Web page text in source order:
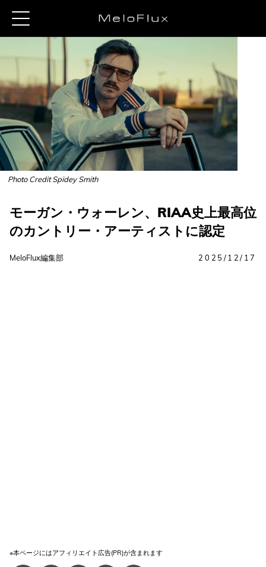
Photo Credit Spidey Smith
モーガン・ウォーレン、RIAA史上最高位
のカントリー・アーティストに認定
MeloFlux編集部 2025/12/17
※本ページにはアフィリエイト広告(PR)が含まれます